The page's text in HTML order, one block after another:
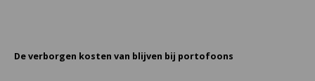
De verborgen kosten van blijven bij portofoons